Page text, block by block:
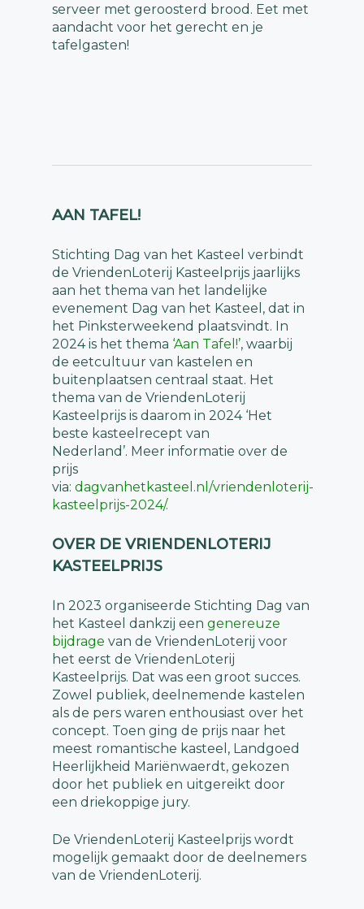
serveer met geroosterd brood. Eet met
aandacht voor het gerecht en je
tafelgasten!
AAN TAFEL!
Stichting Dag van het Kasteel verbindt
de VriendenLoterij Kasteelprijs jaarlijks
aan het thema van het landelijke
evenement Dag van het Kasteel, dat in
het Pinksterweekend plaatsvindt. In
2024 is het thema ‘Aan Tafel!’, waarbij
de eetcultuur van kastelen en
buitenplaatsen centraal staat. Het
thema van de VriendenLoterij
Kasteelprijs is daarom in 2024 ‘Het
beste kasteelrecept van
Nederland’. Meer informatie over de
prijs
via:dagvanhetkasteel.nl/vriendenloterij-
kasteelprijs-2024/.
OVER DE VRIENDENLOTERIJ
KASTEELPRIJS
In 2023 organiseerde Stichting Dag van
het Kasteel dankzij eengenereuze
bijdrage van de VriendenLoterij voor
het eerst de VriendenLoterij
Kasteelprijs. Dat was een groot succes.
Zowel publiek, deelnemende kastelen
als de pers waren enthousiast over het
concept. Toen ging de prijs naar het
meest romantische kasteel, Landgoed
Heerlijkheid Mariënwaerdt, gekozen
door het publiek en uitgereikt door
een driekoppige jury.
De VriendenLoterij Kasteelprijs wordt
mogelijk gemaakt door de deelnemers
van de VriendenLoterij.